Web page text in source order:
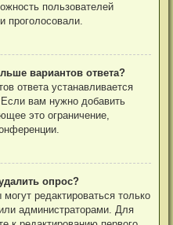
пользователей
проголосовали.
вариантов ответа?
ответа устанавливается
вам нужно добавить
это ограничение,
опрос?
редактироваться только
администраторами. Для